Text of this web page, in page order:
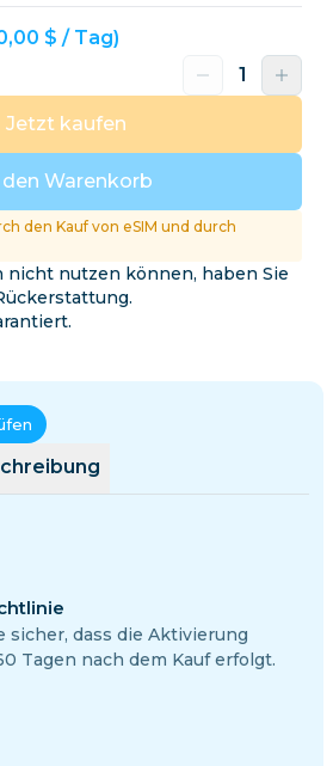
$ / Tag)
den Warenkorb
Jetzt kaufen
den Kauf von eSIM und durch
nicht nutzen können, haben Sie
sicher, dass die Aktivierung
Tagen nach dem Kauf erfolgt.